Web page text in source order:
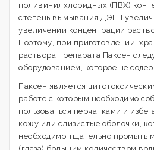
поливинилхлоридных (ПВХ)
степень вымывания ДЭГП
увеличении концентрации
Поэтому, при приготовлении,
раствора препарата Паксен
оборудованием, которое не
Паксен является
работе с которым необходимо
пользоваться перчатками и
кожу или слизистые оболочки,
необходимо тщательно промыть